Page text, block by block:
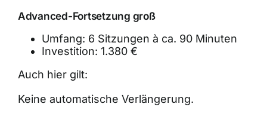
Advanced-Fortsetzung groß
Umfang: 6 Sitzungen à ca. 90 Minuten
Investition: 1.380 €
Auch hier gilt:
Keine automatische Verlängerung.